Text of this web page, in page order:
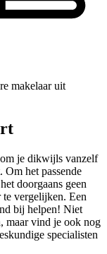
makelaar uit
je dikwijls vanzelf
het passende
doorgaans geen
te vergelijken. Een
bij helpen! Niet
maar vind je ook nog
specialisten